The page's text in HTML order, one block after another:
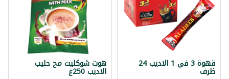
قهوة 3 في 1 الاديب 24
ظرف
هوت شوكليت مح حليب
الاديب 250غ